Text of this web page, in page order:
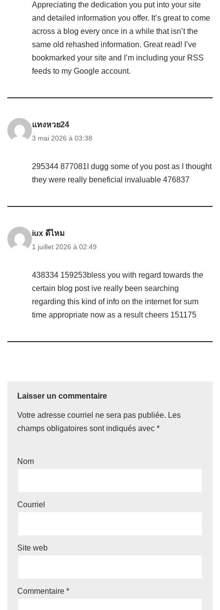
Appreciating the dedication you put into your site
and detailed information you offer. It’s great to come
across a blog every once in a while that isn’t the
same old rehashed information. Great read! I’ve
bookmarked your site and I’m including your RSS
feeds to my Google account.
แทงหวย24
3 mai 2026 à 03:38
295344 877081I dugg some of you post as I thought
they were really beneficial invaluable 476837
iux ดีไหม
1 juillet 2026 à 02:49
438334 159253bless you with regard towards the
certain blog post ive really been searching
regarding this kind of info on the internet for sum
time appropriate now as a result cheers 151175
Laisser un commentaire
Votre adresse courriel ne sera pas publiée. Les
champs obligatoires sont indiqués avec *
Nom
Courriel
Site web
Commentaire *